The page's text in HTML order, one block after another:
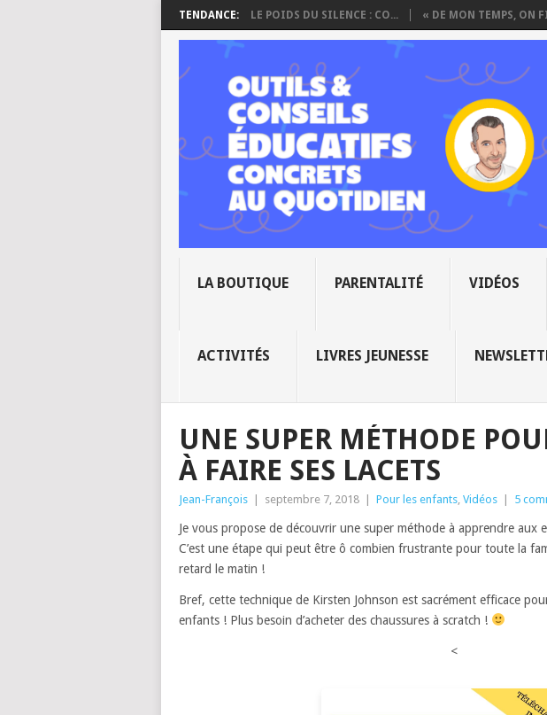
TENDANCE: LE POIDS DU SILENCE : CO... « DE MON TEMPS, ON
LA BOUTIQUE PARENTALITÉ VIDÉOS
ACTIVITÉS LIVRES JEUNESSE
UNE SUPER MÉTHODE
À FAIRE SES LACETS
Jean-François septembre 7, 2018 Pour les enfants Vidéos 5
Je vous propose de découvrir une super méthode à apprendre aux
C’est une étape qui peut être ô combien frustrante pour toute la
retard le matin !
Bref, cette technique de Kirsten Johnson est sacrément efficace
enfants ! Plus besoin d’acheter des chaussures à scratch !
<